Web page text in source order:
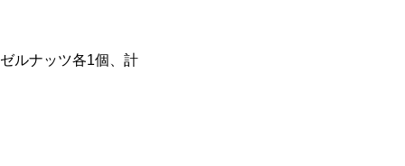
ルナッツ各1個、計